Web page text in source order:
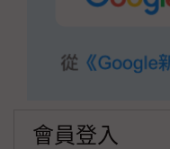
會員登入